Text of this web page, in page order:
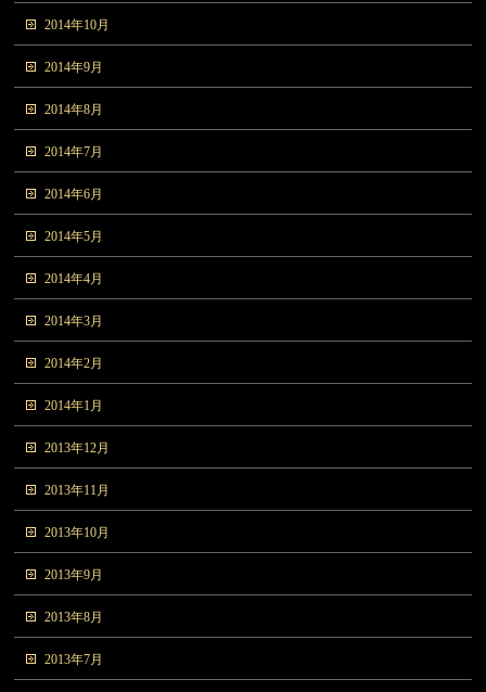
2014年10月
2014年9月
2014年8月
2014年7月
2014年6月
2014年5月
2014年4月
2014年3月
2014年2月
2014年1月
2013年12月
2013年11月
2013年10月
2013年9月
2013年8月
2013年7月